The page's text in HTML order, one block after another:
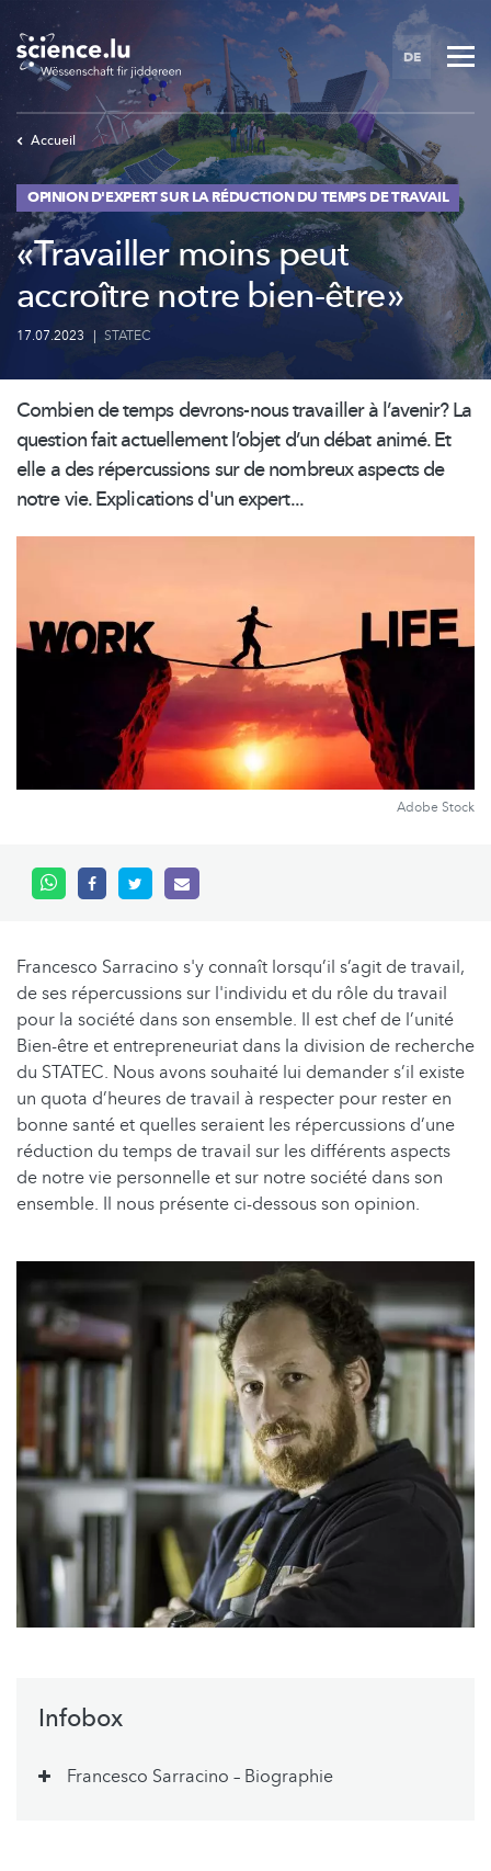
to
main
content
DE
Accueil
OPINION D'EXPERT SUR LA RÉDUCTION DU TEMPS DE TRAVAIL
« Travailler moins peut
accroître notre bien-être »
17.07.2023 | STATEC
Combien de temps devrons-nous travailler à l’avenir? La
question fait actuellement l’objet d’un débat animé. Et
elle a desrépercussionssur de nombreux aspects de
notre vie. Explications d'un expert...
Adobe Stock
Francesco Sarracino s'y connaît lorsqu’il s’agit de travail,
de ses répercussions sur l'individu et du rôle du travail
pour la société dans son ensemble. Il est chef de l’unité
Bien-être et entrepreneuriat dans la division de recherche
du STATEC. Nous avons souhaité lui demander s’il existe
un quota d’heures de travail à respecter pour rester en
bonne santé et quelles seraient les répercussions d’une
réduction du temps de travail sur les différents aspects
de notre vie personnelle et sur notre société dans son
ensemble. Il nous présente ci-dessous son opinion.
Infobox
Francesco Sarracino – Biographie